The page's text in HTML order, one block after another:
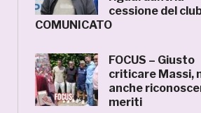
cessione del
COMUNICATO
FOCUS – Giusto
criticare Massi,
anche
meriti